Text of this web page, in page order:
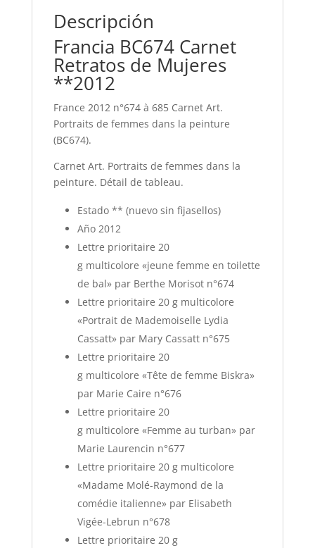
Descripción
Francia BC674 Carnet
Retratos de Mujeres
**2012
France 2012 n°674 à 685 Carnet Art.
Portraits de femmes dans la peinture
(BC674).
Carnet Art. Portraits de femmes dans la
peinture. Détail de tableau.
Estado ** (nuevo sin fijasellos)
Año 2012
Lettre prioritaire 20
g multicolore «jeune femme en toilette
de bal» par Berthe Morisot n°674
Lettre prioritaire 20 g multicolore
«Portrait de Mademoiselle Lydia
Cassatt» par Mary Cassatt n°675
Lettre prioritaire 20
g multicolore «Tête de femme Biskra»
par Marie Caire n°676
Lettre prioritaire 20
g multicolore «Femme au turban» par
Marie Laurencin n°677
Lettre prioritaire 20 g multicolore
«Madame Molé-Raymond de la
comédie italienne» par Elisabeth
Vigée-Lebrun n°678
Lettre prioritaire 20 g